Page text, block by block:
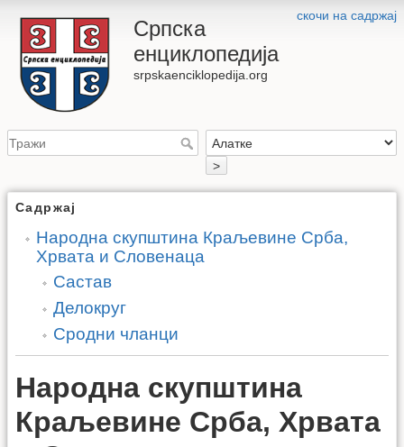
скочи на садржај
Српска
енциклопедија
srpskaenciklopedija.org
>
Садржај
Народна скупштина Краљевине Срба,
Хрвата и Словенаца
Састав
Делокруг
Сродни чланци
Народна скупштина
Краљевине Срба, Хрвата